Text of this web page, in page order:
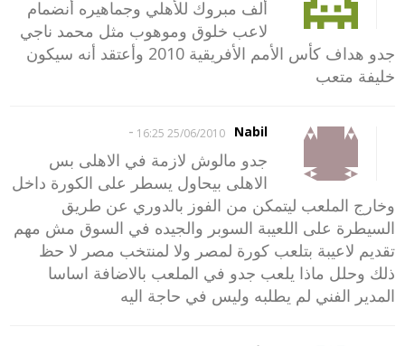
ألف مبروك للأهلي وجماهيره أنضمام
لاعب خلوق وموهوب مثل محمد ناجي
جدو هداف كأس الأمم الأفريقية 2010 وأعتقد أنه سيكون
خليفة متعب
Nabil
25/06/2010 16:25
-
جدو مالوش لازمة في الاهلى بس
الاهلى بيحاول يسطر على الكورة داخل
وخارج الملعب ليتمكن من الفوز بالدوري عن طريق
السيطرة على اللعيبة السوبر والجيده في السوق مش مهم
تقديم لاعيبة بتلعب كورة لمصر ولا لمنتخب مصر لا حظ
ذلك وحلل ماذا يلعب جدو في الملعب بالاضافة اساسا
المدير الفني لم يطلبه وليس في حاجة اليه